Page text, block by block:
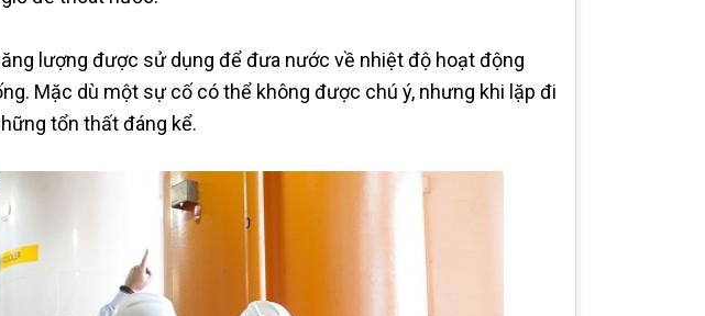
lượng được sử dụng để đưa nước về nhiệt độ hoạt động
Mặc dù một sự cố có thể không được chú ý, nhưng khi lặp đi
tổn thất đáng kể.